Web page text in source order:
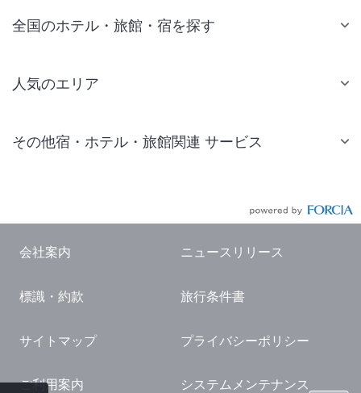
全国のホテル・旅館・宿を探す
人気のエリア
仙台 ホテル
東京ドーム ホテル
横浜 ホテル
熱海 ホテル
その他宿・ホテル・旅館関連 サービス
国内観光ガイド
旅行・観光情報
会社案内 ニュースリリース
標識・約款 旅行条件書
サイトマップ プライバシーポリシー
ご利用案内 システムメンテナンス